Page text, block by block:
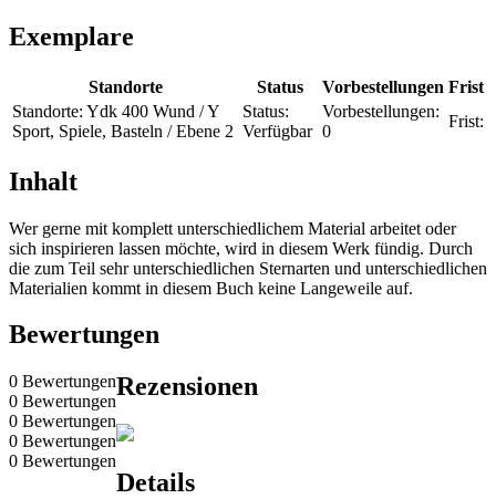
Exemplare
Standorte Status Vorbestellungen Frist
Standorte: Ydk 400 Wund / Y
Sport, Spiele, Basteln / Ebene 2
Status:
Verfügbar
Vorbestellungen:
0
Frist:
Inhalt
Wer gerne mit komplett unterschiedlichem Material arbeitet oder
sich inspirieren lassen möchte, wird in diesem Werk fündig. Durch
die zum Teil sehr unterschiedlichen Sternarten und unterschiedlichen
Materialien kommt in diesem Buch keine Langeweile auf.
Bewertungen
0 Bewertungen
0 Bewertungen
0 Bewertungen
0 Bewertungen
0 Bewertungen
Rezensionen
Details